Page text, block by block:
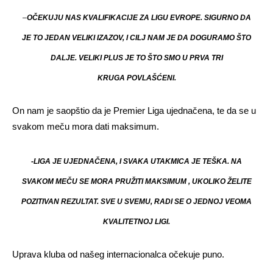
–OČEKUJU NAS KVALIFIKACIJE ZA LIGU EVROPE. SIGURNO DA
JE TO JEDAN VELIKI IZAZOV, I CILJ NAM JE DA DOGURAMO ŠTO
DALJE. VELIKI PLUS JE TO ŠTO SMO U PRVA TRI
KRUGA POVLAŠĆENI.
On nam je saopštio da je Premier Liga ujednačena, te da se u
svakom meču mora dati maksimum.
-LIGA JE UJEDNAČENA, I SVAKA UTAKMICA JE TEŠKA. NA
SVAKOM MEČU SE MORA PRUŽITI MAKSIMUM , UKOLIKO ŽELITE
POZITIVAN REZULTAT. SVE U SVEMU, RADI SE O JEDNOJ VEOMA
KVALITETNOJ LIGI.
Uprava kluba od našeg internacionalca očekuje puno.